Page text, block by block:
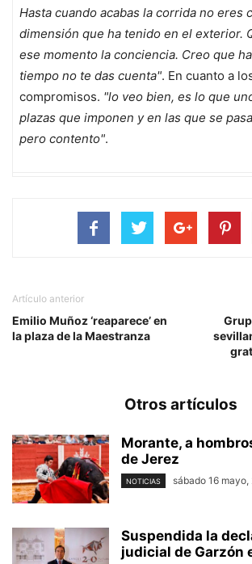
Hasta cuando acabas la corrida no eres
dimensión que ha tenido en el exterior.
ese momento la conciencia. Creo que
tiempo no te das cuenta". En cuanto a
compromisos. "lo veo bien, es lo que
plazas que imponen y en las que se
pero contento".
Artículo anterior
Emilio Muñoz ‘reaparece’ en
la plaza de la Maestranza
Otros artículos
Morante, a
de Jerez
NOTICIAS sábado 16 mayo,
Suspendida la
judicial de Garzón